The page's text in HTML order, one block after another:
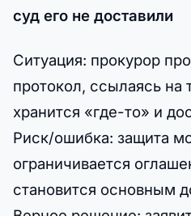
суд его не доставили
Ситуация: прокурор
протокол, ссылаясь на
хранится «где-то» и
Риск/ошибка: защита
ограничивается
становится основным